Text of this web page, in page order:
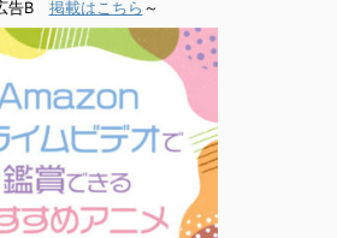
告B 掲載はこちら ～